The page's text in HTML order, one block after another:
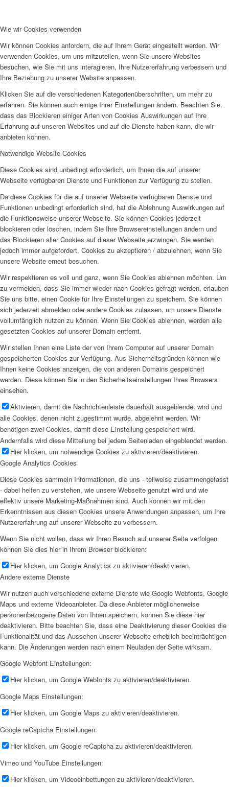
Wie wir Cookies verwenden
Wir können Cookies anfordern, die auf Ihrem Gerät eingestellt werden. Wir
verwenden Cookies, um uns mitzuteilen, wenn Sie unsere Websites
besuchen, wie Sie mit uns interagieren, Ihre Nutzererfahrung verbessern und
Ihre Beziehung zu unserer Website anpassen.
Klicken Sie auf die verschiedenen Kategorienüberschriften, um mehr zu
erfahren. Sie können auch einige Ihrer Einstellungen ändern. Beachten Sie,
dass das Blockieren einiger Arten von Cookies Auswirkungen auf Ihre
Erfahrung auf unseren Websites und auf die Dienste haben kann, die wir
anbieten können.
Notwendige Website Cookies
Diese Cookies sind unbedingt erforderlich, um Ihnen die auf unserer
Webseite verfügbaren Dienste und Funktionen zur Verfügung zu stellen.
Da diese Cookies für die auf unserer Webseite verfügbaren Dienste und
Funktionen unbedingt erforderlich sind, hat die Ablehnung Auswirkungen auf
die Funktionsweise unserer Webseite. Sie können Cookies jederzeit
blockieren oder löschen, indem Sie Ihre Browsereinstellungen ändern und
das Blockieren aller Cookies auf dieser Webseite erzwingen. Sie werden
jedoch immer aufgefordert, Cookies zu akzeptieren / abzulehnen, wenn Sie
unsere Website erneut besuchen.
Wir respektieren es voll und ganz, wenn Sie Cookies ablehnen möchten. Um
zu vermeiden, dass Sie immer wieder nach Cookies gefragt werden, erlauben
Sie uns bitte, einen Cookie für Ihre Einstellungen zu speichern. Sie können
sich jederzeit abmelden oder andere Cookies zulassen, um unsere Dienste
vollumfänglich nutzen zu können. Wenn Sie Cookies ablehnen, werden alle
gesetzten Cookies auf unserer Domain entfernt.
Wir stellen Ihnen eine Liste der von Ihrem Computer auf unserer Domain
gespeicherten Cookies zur Verfügung. Aus Sicherheitsgründen können wie
Ihnen keine Cookies anzeigen, die von anderen Domains gespeichert
werden. Diese können Sie in den Sicherheitseinstellungen Ihres Browsers
einsehen.
Aktivieren, damit die Nachrichtenleiste dauerhaft ausgeblendet wird und
alle Cookies, denen nicht zugestimmt wurde, abgelehnt werden. Wir
benötigen zwei Cookies, damit diese Einstellung gespeichert wird.
Andernfalls wird diese Mitteilung bei jedem Seitenladen eingeblendet werden.
Hier klicken, um notwendige Cookies zu aktivieren/deaktivieren.
Google Analytics Cookies
Diese Cookies sammeln Informationen, die uns - teilweise zusammengefasst
- dabei helfen zu verstehen, wie unsere Webseite genutzt wird und wie
effektiv unsere Marketing-Maßnahmen sind. Auch können wir mit den
Erkenntnissen aus diesen Cookies unsere Anwendungen anpassen, um Ihre
Nutzererfahrung auf unserer Webseite zu verbessern.
Wenn Sie nicht wollen, dass wir Ihren Besuch auf unserer Seite verfolgen
können Sie dies hier in Ihrem Browser blockieren:
Hier klicken, um Google Analytics zu aktivieren/deaktivieren.
Andere externe Dienste
Wir nutzen auch verschiedene externe Dienste wie Google Webfonts, Google
Maps und externe Videoanbieter. Da diese Anbieter möglicherweise
personenbezogene Daten von Ihnen speichern, können Sie diese hier
deaktivieren. Bitte beachten Sie, dass eine Deaktivierung dieser Cookies die
Funktionalität und das Aussehen unserer Webseite erheblich beeinträchtigen
kann. Die Änderungen werden nach einem Neuladen der Seite wirksam.
Google Webfont Einstellungen:
Hier klicken, um Google Webfonts zu aktivieren/deaktivieren.
Google Maps Einstellungen:
Hier klicken, um Google Maps zu aktivieren/deaktivieren.
Google reCaptcha Einstellungen:
Hier klicken, um Google reCaptcha zu aktivieren/deaktivieren.
Vimeo und YouTube Einstellungen:
Hier klicken, um Videoeinbettungen zu aktivieren/deaktivieren.